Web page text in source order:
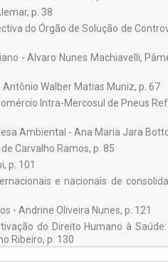
p. 38
do Órgão de Solução de
- Alvaro Nunes Machiavelli,
Walber Matias Muniz, p. 67
Intra-Mercosul de Pneus
Ambiental - Ana Maria Jara
Carvalho Ramos, p. 85
p. 101
e nacionais de
- Andrine Oliveira Nunes, p. 121
do Direito Humano à
Ribeiro, p. 130